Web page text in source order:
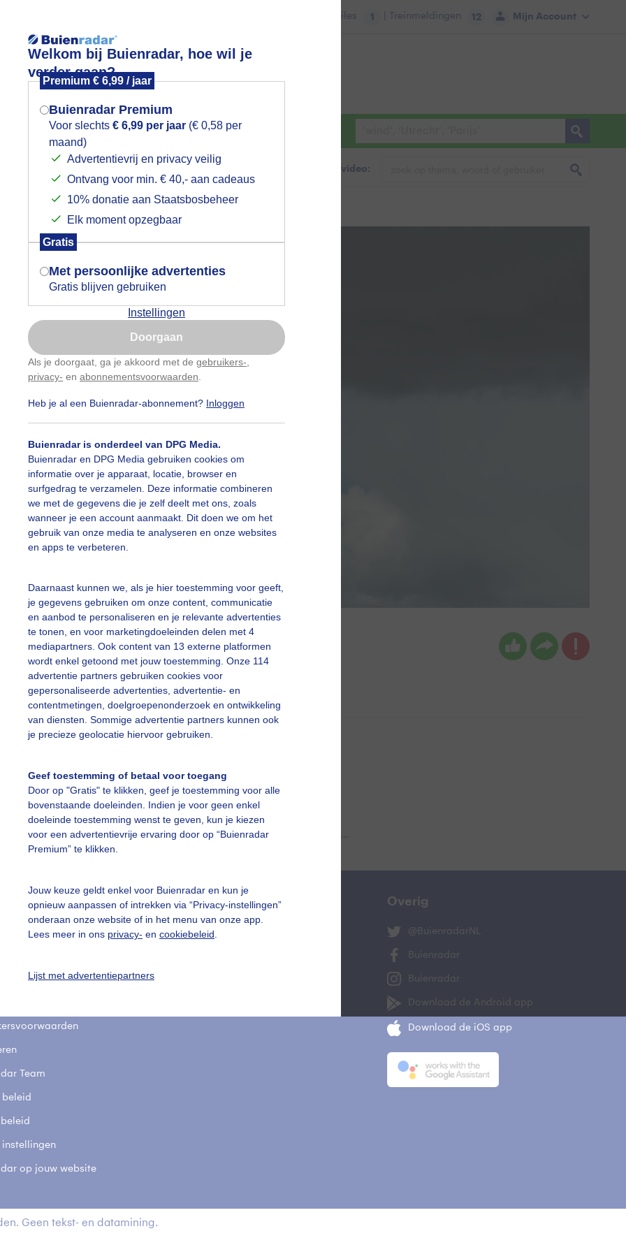
Welkom bij Buienradar, hoe wil je
verder gaan?
Premium € 6,99 / jaar
Buienradar Premium
Voor slechts € 6,99 per jaar (€ 0,58 per
maand)
Advertentievrij en privacy veilig
Ontvang voor min. € 40,- aan cadeaus
10% donatie aan Staatsbosbeheer
Elk moment opzegbaar
Gratis
Met persoonlijke advertenties
Gratis blijven gebruiken
Instellingen
Doorgaan
Als je doorgaat, ga je akkoord met de gebruikers-
privacy- en abonnementsvoorwaarden
Heb je al een Buienradar-abonnement? Inloggen
Buienradar is onderdeel van DPG Media.
Buienradar en DPG Media gebruiken cookies om
informatie over je apparaat, locatie, browser en
surfgedrag te verzamelen. Deze informatie combineren
we met de gegevens die je zelf deelt met ons, zoals
wanneer je een account aanmaakt. Dit doen we om het
gebruik van onze media te analyseren en onze websites
en apps te verbeteren.
Daarnaast kunnen we, als je hier toestemming voor geeft,
je gegevens gebruiken om onze content, communicatie
en aanbod te personaliseren en je relevante advertenties
te tonen, en voor marketingdoeleinden delen met 4
mediapartners. Ook content van 13 externe platformen
wordt enkel getoond met jouw toestemming. Onze 114
advertentie partners gebruiken cookies voor
gepersonaliseerde advertenties, advertentie- en
contentmetingen, doelgroepenonderzoek en ontwikkeling
van diensten. Sommige advertentie partners kunnen ook
je precieze geolocatie hiervoor gebruiken.
Geef toestemming of betaal voor toegang
Door op "Gratis" te klikken, geef je toestemming voor alle
bovenstaande doeleinden. Indien je voor geen enkel
doeleinde toestemming wenst te geven, kun je kiezen
voor een advertentievrije ervaring door op “Buienradar
Premium” te klikken.
Jouw keuze geldt enkel voor Buienradar en kun je
opnieuw aanpassen of intrekken via “Privacy-instellingen”
onderaan onze website of in het menu van onze app.
Lees meer in ons privacy- en cookiebeleid
Lijst met advertentiepartners
Mijn Account
Files 1 | Treinmeldingen 12
Foto en video Weerzine
Zoeken in foto & video:
weer
Cynthia Van Leusden Gemaakt: 14-05-2026, 95x bekeken
Wolken
slideshow
Een moment geduld aub...
vragen
Team
beleid
instellingen
op jouw website
Mijn weer
De Bilt
Overig
@BuienradarNL
Buienradar
Buienradar
Download de Android app
Download de iOS app
Geen tekst- en datamining.
Mogen we je locatie gebruiken voor
het weer?
Indien je hier nog geen akkoord op hebt
gegeven, verschijnt er zo een pop-up uit
je browser waarin deze toestemming
gevraagd wordt.
Is goed, toon de popup
Nu niet, misschien later
Gebruik je Safari en wil je niet elke dag deze pop-up
Klikhierom dit aan te passen